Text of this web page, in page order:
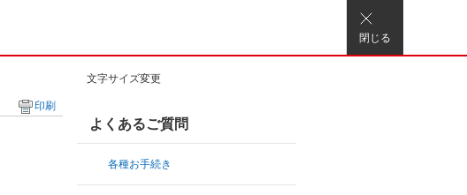
閉じる
文字サイズ変更
よくあるご質問
各種お手続き
印刷